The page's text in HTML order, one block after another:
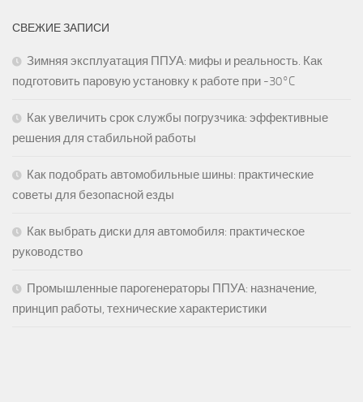
СВЕЖИЕ ЗАПИСИ
Зимняя эксплуатация ППУА: мифы и реальность. Как
подготовить паровую установку к работе при -30°C
Как увеличить срок службы погрузчика: эффективные
решения для стабильной работы
Как подобрать автомобильные шины: практические
советы для безопасной езды
Как выбрать диски для автомобиля: практическое
руководство
Промышленные парогенераторы ППУА: назначение,
принцип работы, технические характеристики